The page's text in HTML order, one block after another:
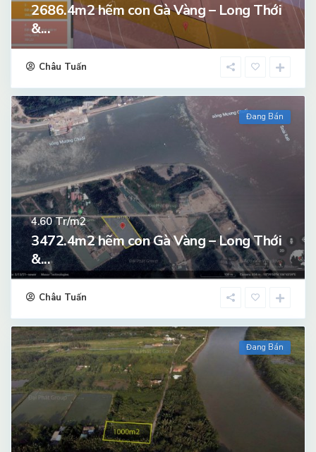
2686.4m2 hẽm con Gà Vàng – Long Thới
&...
Châu Tuấn
Đang Bán
4.60Tr/m2
3472.4m2 hẽm con Gà Vàng – Long Thới
&...
Châu Tuấn
Đang Bán